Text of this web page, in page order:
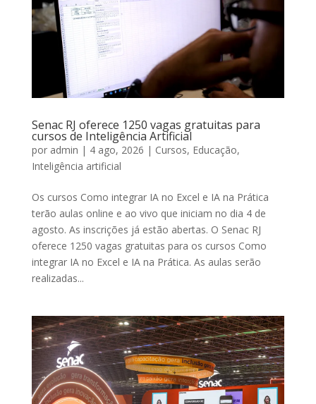
Senac RJ oferece 1250 vagas gratuitas para
cursos de Inteligência Artificial
por admin | 4 ago, 2026 | Cursos, Educação,
Inteligência artificial
Os cursos Como integrar IA no Excel e IA na Prática
terão aulas online e ao vivo que iniciam no dia 4 de
agosto. As inscrições já estão abertas. O Senac RJ
oferece 1250 vagas gratuitas para os cursos Como
integrar IA no Excel e IA na Prática. As aulas serão
realizadas...